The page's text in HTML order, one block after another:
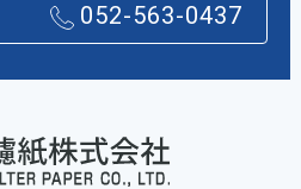
052-563-0437